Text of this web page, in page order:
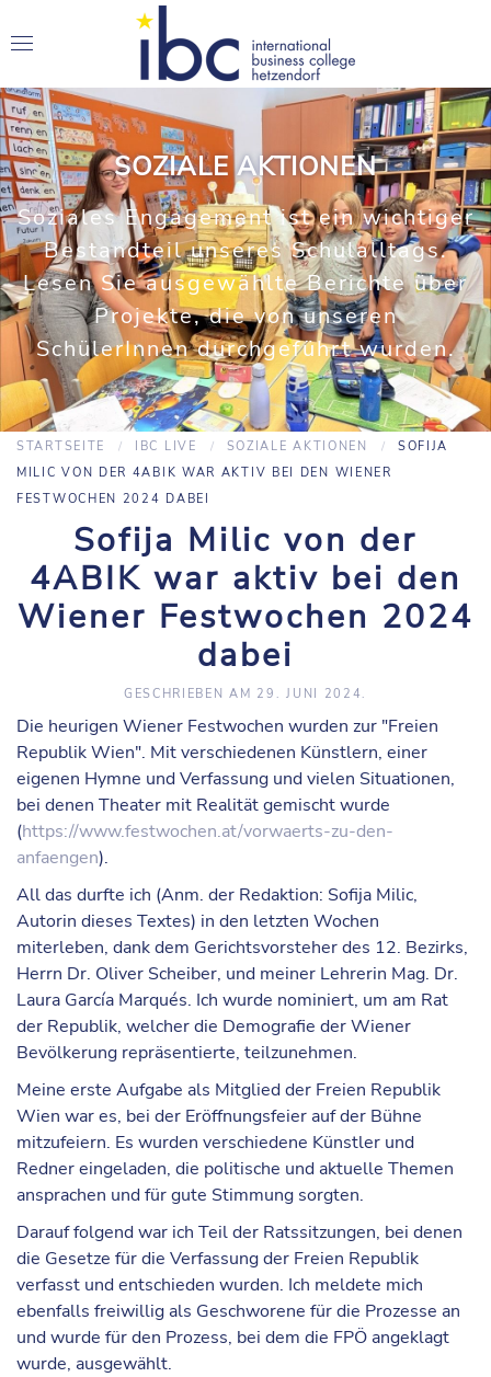
SOZIALE AKTIONEN
Soziales Engagement ist ein wichtiger
Bestandteil unseres Schulalltags.
Lesen Sie ausgewählte Berichte über
Projekte, die von unseren
SchülerInnen durchgeführt wurden.
STARTSEITE IBC LIVE SOZIALE AKTIONEN
SOFIJA
MILIC VON DER 4ABIK WAR AKTIV BEI DEN WIENER
FESTWOCHEN 2024 DABEI
Sofija Milic von der
4ABIK war aktiv bei den
Wiener Festwochen 2024
dabei
GESCHRIEBEN AM 29. JUNI 2024.
Die heurigen Wiener Festwochen wurden zur "Freien
Republik Wien". Mit verschiedenen Künstlern, einer
eigenen Hymne und Verfassung und vielen Situationen,
bei denen Theater mit Realität gemischt wurde
(https://www.festwochen.at/vorwaerts-zu-den-
anfaengen).
All das durfte ich (Anm. der Redaktion: Sofija Milic,
Autorin dieses Textes) in den letzten Wochen
miterleben, dank dem Gerichtsvorsteher des 12. Bezirks,
Herrn Dr. Oliver Scheiber, und meiner Lehrerin Mag. Dr.
Laura García Marqués. Ich wurde nominiert, um am Rat
der Republik, welcher die Demografie der Wiener
Bevölkerung repräsentierte, teilzunehmen.
Meine erste Aufgabe als Mitglied der Freien Republik
Wien war es, bei der Eröffnungsfeier auf der Bühne
mitzufeiern. Es wurden verschiedene Künstler und
Redner eingeladen, die politische und aktuelle Themen
ansprachen und für gute Stimmung sorgten.
Darauf folgend war ich Teil der Ratssitzungen, bei denen
die Gesetze für die Verfassung der Freien Republik
verfasst und entschieden wurden. Ich meldete mich
ebenfalls freiwillig als Geschworene für die Prozesse an
und wurde für den Prozess, bei dem die FPÖ angeklagt
wurde, ausgewählt.